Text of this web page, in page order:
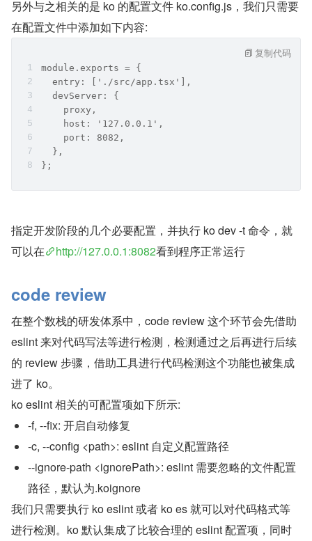
另外与之相关的是 ko 的配置文件 ko.config.js，我们只需要
在配置文件中添加如下内容:
module.exports = {
entry: ['./src/app.tsx'],
devServer: {
proxy,
host: '127.0.0.1',
port: 8082,
},
};
复制代码
指定开发阶段的几个必要配置，并执行 ko dev -t 命令，就
可以在
http://127.0.0.1:8082看到程序正常运行
code review
在整个数栈的研发体系中，code review 这个环节会先借助
eslint 来对代码写法等进行检测，检测通过之后再进行后续
的 review 步骤，借助工具进行代码检测这个功能也被集成
进了 ko。
ko eslint 相关的可配置项如下所示:
-f, --fix: 开启自动修复
-c, --config <path>: eslint 自定义配置路径
--ignore-path <ignorePath>: eslint 需要忽略的文件配置
路径，默认为.koignore
我们只需要执行 ko eslint 或者 ko es 就可以对代码格式等
进行检测。ko 默认集成了比较合理的 eslint 配置项，同时